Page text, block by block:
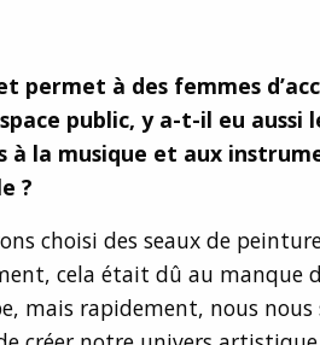
permet à des femmes
public, y a-t-il eu aussi
à la musique et aux
?
choisi des seaux de
cela était dû au manque
mais rapidement, nous nous